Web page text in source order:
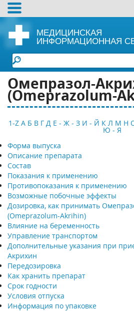
МЕДИЦИНСКАЯ
ИНФОРМАЦИОННАЯ
Омепразол-
(Omeprazolum-
1-Z А Б В Г Д Е - Ж - З И - Й К Л М Н
Ю - Я
Форма выпуска
Описание препарата
Состав
Показания к применению
Противопоказания к применению
Возможные побочные эффекты
Дозировка, как принимать
(Omeprazolum-Akrihin)
Влияние на беременность
Управление транспортом
Дополнительные указания при
Акрихин
Передозировка
Как хранить препарат
Срок годности
Условия отпуска
Информация по упаковке